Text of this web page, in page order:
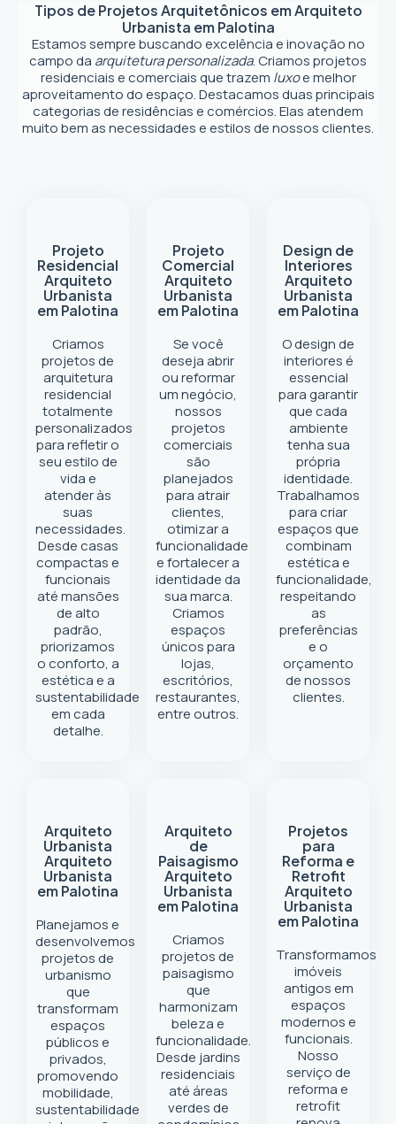
Tipos de Projetos Arquitetônicos emArquiteto
Urbanista em Palotina
Estamos sempre buscando excelência e inovação no
campo da arquitetura personalizada. Criamos projetos
residenciais e comerciais que trazem luxoe melhor
aproveitamento do espaço. Destacamos duas principais
categorias de residências e comércios. Elas atendem
muito bem as necessidades e estilos de nossos clientes.
Projeto
Residencial
Arquiteto
Urbanista
em Palotina
Criamos
projetos de
arquitetura
residencial
totalmente
personalizados
para refletir o
seu estilo de
vida e
atender às
suas
necessidades.
Desde casas
compactas e
funcionais
até mansões
de alto
padrão,
priorizamos
o conforto, a
estética e a
sustentabilidade
em cada
detalhe.
Projeto
Comercial
Arquiteto
Urbanista
em Palotina
Se você
deseja abrir
ou reformar
um negócio,
nossos
projetos
comerciais
são
planejados
para atrair
clientes,
otimizar a
funcionalidade
e fortalecer a
identidade da
sua marca.
Criamos
espaços
únicos para
lojas,
escritórios,
restaurantes,
entre outros.
Design de
Interiores
Arquiteto
Urbanista
em Palotina
O design de
interiores é
essencial
para garantir
que cada
ambiente
tenha sua
própria
identidade.
Trabalhamos
para criar
espaços que
combinam
estética e
funcionalidade,
respeitando
as
preferências
e o
orçamento
de nossos
clientes.
Arquiteto
Urbanista
Arquiteto
Urbanista
em Palotina
Planejamos e
desenvolvemos
projetos de
urbanismo
que
transformam
espaços
públicos e
privados,
promovendo
mobilidade,
sustentabilidade
Arquiteto
de
Paisagismo
Arquiteto
Urbanista
em Palotina
Criamos
projetos de
paisagismo
que
harmonizam
beleza e
funcionalidade.
Desde jardins
residenciais
até áreas
verdes de
Projetos
para
Reforma e
Retrofit
Arquiteto
Urbanista
em Palotina
Transformamos
imóveis
antigos em
espaços
modernos e
funcionais.
Nosso
serviço de
reforma e
retrofit